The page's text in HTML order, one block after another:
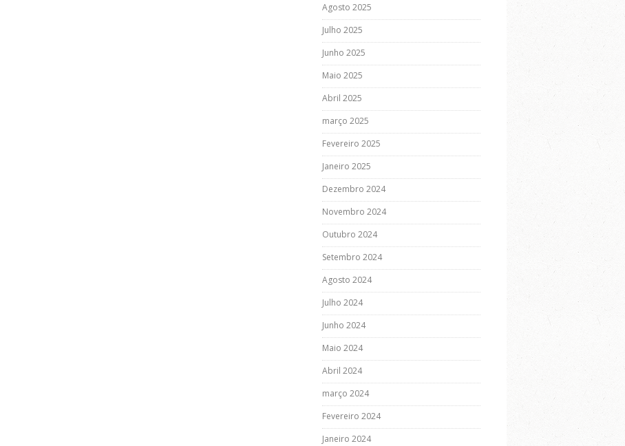
Agosto 2025
Julho 2025
Junho 2025
Maio 2025
Abril 2025
março 2025
Fevereiro 2025
Janeiro 2025
Dezembro 2024
Novembro 2024
Outubro 2024
Setembro 2024
Agosto 2024
Julho 2024
Junho 2024
Maio 2024
Abril 2024
março 2024
Fevereiro 2024
Janeiro 2024